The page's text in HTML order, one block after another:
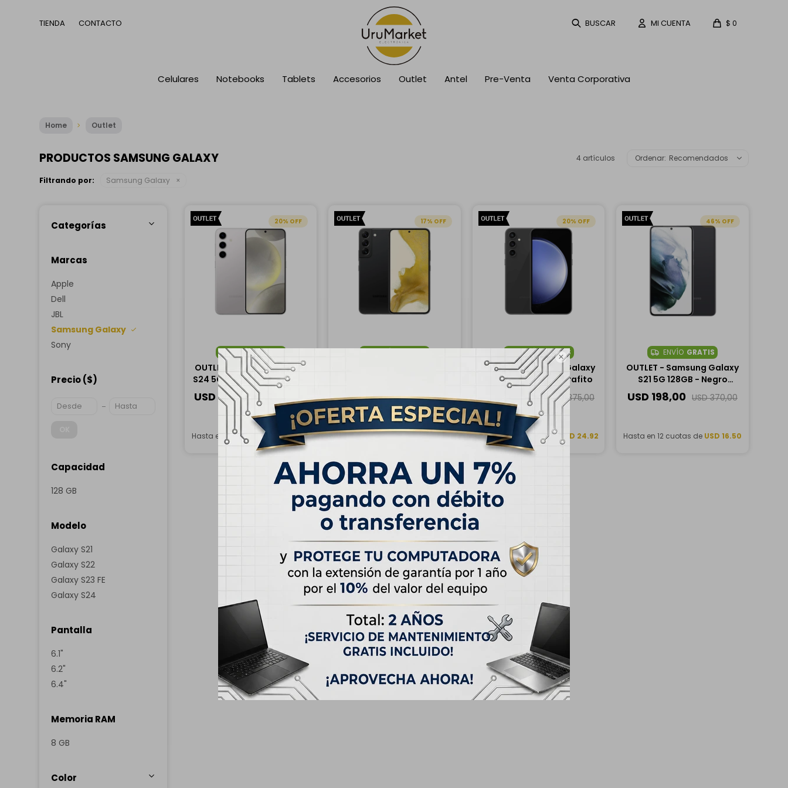

Celulares Notebooks Tablets Accesorios Outlet Antel Pre-Venta Venta Corporativa
$ 0
TIENDA CONTACTO
Home Outlet
PRODUCTOS SAMSUNG GALAXY 4 artículos Recomendados
Filtrando por: Samsung Galaxy
20
ENVÍO GRATIS
OUTLET - Samsung Galaxy
S24 5G 128GB - Gris Marble
USD 470,00 590,00
Hasta en 12 cuotas de USD 39.17
17
USD280,00 USD 340,00
Hasta en 12 cuotas deUSD 23.34
20
ENVÍO GRATIS
OUTLET - Samsung Galaxy
S23 FE 5G 128GB - Grafito
USD 299,00 USD 375,00
Hasta en 12 cuotas de USD 24.92
46
ENVÍO GRATIS
OUTLET - Samsung Galaxy
S21 5G 128GB - Negro
Fantasma
USD 198,00 USD 370,00
Hasta en 12 cuotas de USD 16.50
Categorías
Marcas
Apple
Dell
JBL
Samsung Galaxy
Sony
Precio($)
Capacidad
128 GB
Modelo
Galaxy S21
Galaxy S22
Galaxy S23 FE
Galaxy S24
Pantalla
6.1"
6.2"
6.4"
Memoria RAM
8 GB
Color